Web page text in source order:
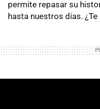
permite repasar su
hasta nuestros días.